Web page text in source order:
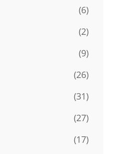
(6)
(2)
(9)
(26)
(31)
(27)
(17)